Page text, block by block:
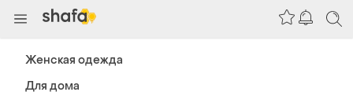
Женская одежда
Для дома